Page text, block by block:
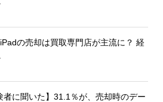
の売却は買取専門店が主流に？ 経
者に聞いた】31.1％が、売却時のデー